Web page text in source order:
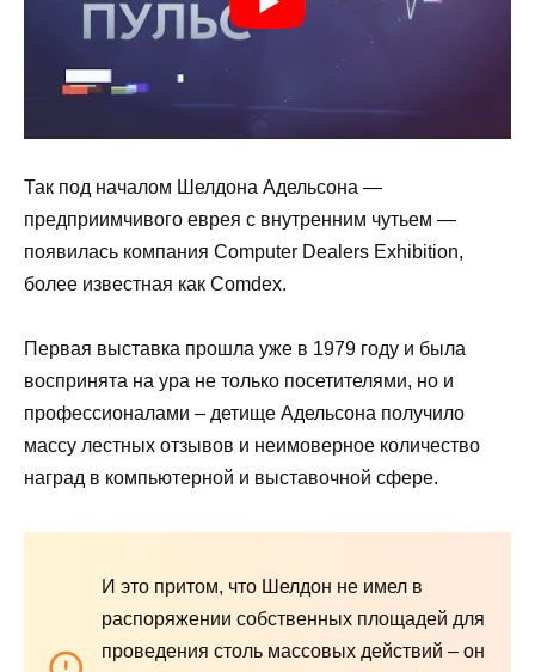
Так под началом Шелдона Адельсона —
предприимчивого еврея с внутренним чутьем —
появилась компания Computer Dealers Exhibition,
более известная как Comdex.
Первая выставка прошла уже в 1979 году и была
воспринята на ура не только посетителями, но и
профессионалами – детище Адельсона получило
массу лестных отзывов и неимоверное количество
наград в компьютерной и выставочной сфере.
И это притом, что Шелдон не имел в
распоряжении собственных площадей для
проведения столь массовых действий – он